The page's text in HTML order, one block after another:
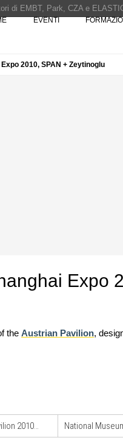
EVENTI
2010, SPAN + Zeytinoglu
Expo
the Austrian Pavilion,
National
UK: Jean Nouvel to design Serpentine Gallery Pavilion 2010 (London)
2026,
comunitaria in